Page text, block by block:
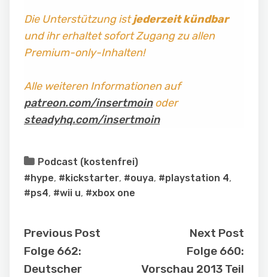
Die Unterstützung istjederzeit kündbar
und ihr erhaltet sofort Zugang zu allen
Premium-only-Inhalten!
Alle weiteren Informationen auf
patreon.com/insertmoinoder
steadyhq.com/insertmoin
Podcast (kostenfrei)
#hype, #kickstarter, #ouya, #playstation 4,
#ps4, #wii u, #xbox one
Previous Post
Folge 662:
Deutscher
Next Post
Folge 660:
Vorschau 2013 Teil